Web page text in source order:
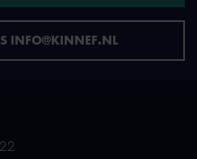
INFO@KINNEF.NL